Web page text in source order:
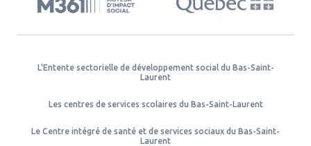
L'Entente sectorielle de développement social du Bas-Saint-
Laurent
Les centres de services scolaires du Bas-Saint-Laurent
Le Centre intégré de santé et de services sociaux du Bas-Saint-
Laurent